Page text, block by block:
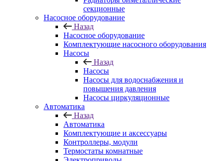
секционные
Насосное оборудование
Назад
Насосное оборудование
Комплектующие насосного оборудования
Насосы
Назад
Насосы
Насосы для водоснабжения и
повышения давления
Насосы циркуляционные
Автоматика
Назад
Автоматика
Комплектующие и аксессуары
Контроллеры, модули
Термостаты комнатные